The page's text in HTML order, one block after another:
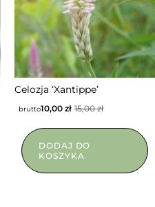
Celozja ‘Xantippe’
15,00zł
10,00 zł
brutto
DODAJ DO
KOSZYKA